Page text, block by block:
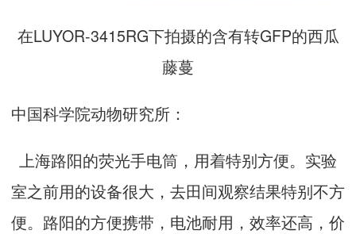
在LUYOR-3415RG下拍摄的含有转GFP的西瓜
藤蔓
中国科学院动物研究所：
上海路阳的荧光手电筒，用着特别方便。实验
室之前用的设备很大，去田间观察结果特别不方
便。路阳的方便携带，电池耐用，效率还高，价